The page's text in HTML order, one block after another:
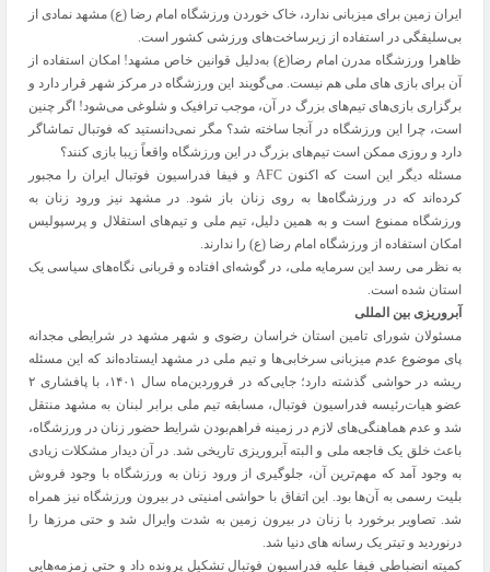
ایران زمین برای میزبانی ندارد، خاک خوردن ورزشگاه امام رضا (ع) مشهد نمادی از
بی‌سلیقگی در استفاده از زیرساخت‌های ورزشی کشور است.
ظاهرا ورزشگاه مدرن امام رضا(ع) به‌دلیل قوانین خاص مشهد! امکان استفاده از
آن برای بازی های ملی هم نیست. می‌گویند این ورزشگاه در مرکز شهر قرار دارد و
برگزاری بازی‌های تیم‌های بزرگ در آن، موجب ترافیک و شلوغی می‌شود! اگر چنین
است، چرا این ورزشگاه در آنجا ساخته شد؟ مگر نمی‌دانستید که فوتبال تماشاگر
دارد و روزی ممکن است تیم‌های بزرگ در این ورزشگاه واقعاً زیبا بازی کنند؟
مسئله دیگر این است که اکنون AFC و فیفا فدراسیون فوتبال ایران را مجبور
کرده‌اند که در ورزشگاه‌ها به روی زنان باز شود. در مشهد نیز ورود زنان به
ورزشگاه ممنوع است و به همین دلیل، تیم ملی و تیم‌های استقلال و پرسپولیس
امکان استفاده از ورزشگاه امام رضا (ع) را ندارند.
به نظر می رسد این سرمایه ملی، در گوشه‌ای افتاده و قربانی نگاه‌های سیاسی یک
استان شده است.
آبروریزی بین المللی
مسئولان شورای تامین استان خراسان رضوی و شهر مشهد در شرایطی مجدانه
پای موضوع عدم میزبانی سرخابی‌ها و تیم ملی در مشهد ایستاده‌اند که این مسئله
ریشه در حواشی گذشته دارد؛ جایی‌که در فروردین‌ماه سال ۱۴۰۱، با پافشاری ۲
عضو هیات‌رئیسه فدراسیون فوتبال، مسابقه تیم ملی برابر لبنان به مشهد منتقل
شد و عدم هماهنگی‌های لازم در زمینه فراهم‌بودن شرایط حضور زنان در ورزشگاه،
باعث خلق یک فاجعه ملی و البته آبروریزی تاریخی شد. در آن دیدار مشکلات زیادی
به وجود آمد که مهم‌ترین آن، جلوگیری از ورود زنان به ورزشگاه با وجود فروش
بلیت رسمی به آن‌ها بود. این اتفاق با حواشی امنیتی در بیرون ورزشگاه نیز همراه
شد. تصاویر برخورد با زنان در بیرون زمین به شدت وایرال شد و حتی مرزها را
درنوردید و تیتر یک رسانه های دنیا شد.
کمیته انضباطی فیفا علیه فدراسیون فوتبال تشکیل پرونده داد و حتی زمزمه‌هایی